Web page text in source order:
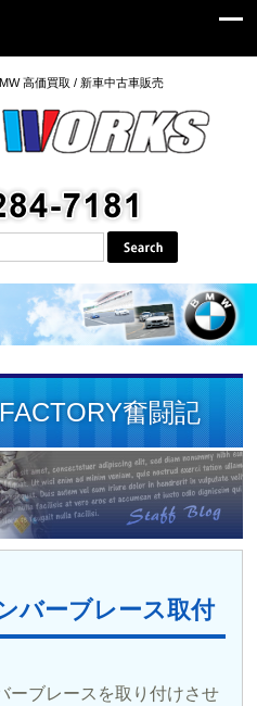
高価買取 / 新車中古車販売
奮闘記
ーブレース取付
ーブレースを取り付けさせ